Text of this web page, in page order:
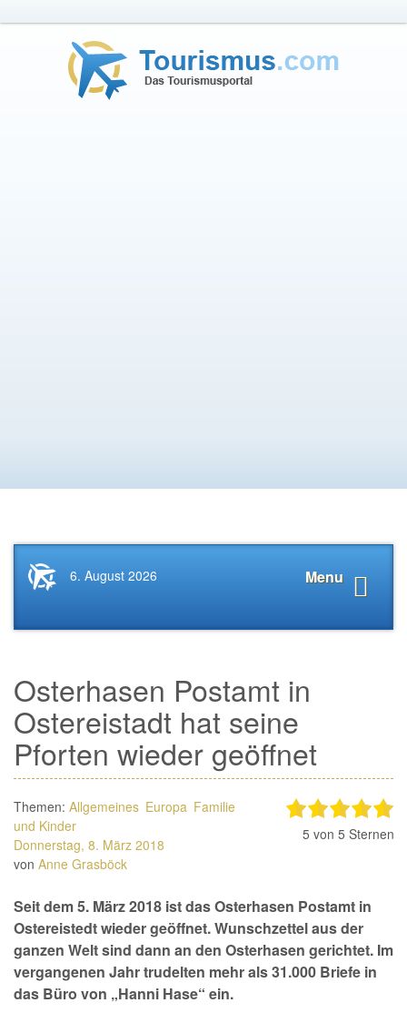
Startseite
News.Tourismus.com
Menu
6. August 2026
Osterhasen Postamt in
Ostereistadt hat seine
Pforten wieder geöffnet
Themen: Allgemeines Europa Familie
und Kinder
Donnerstag, 8. März 2018
von Anne Grasböck
5 von 5 Sternen
Seit dem 5. März 2018 ist das Osterhasen Postamt in
Ostereistedt wieder geöffnet. Wunschzettel aus der
ganzen Welt sind dann an den Osterhasen gerichtet. Im
vergangenen Jahr trudelten mehr als 31.000 Briefe in
das Büro von „Hanni Hase“ ein.